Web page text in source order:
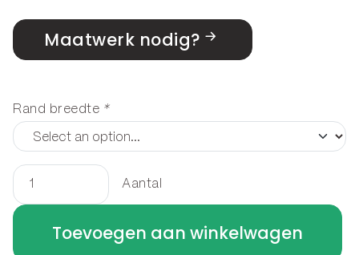
Maatwerk nodig?
Rand breedte *
Houtopslag
staand
Aantal
Toevoegen aan winkelwagen